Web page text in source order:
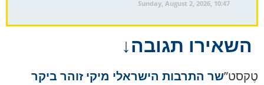
Sunday, August 2, 2026, 10:47
השאירו תגובה↓
טֶקסט”שר התרבות הישראלי מיקי זוהר ביקר